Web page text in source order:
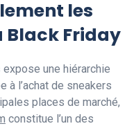
les
Black Friday
expose une hiérarchie
à l’achat de sneakers
places de marché,
constitue l’un des